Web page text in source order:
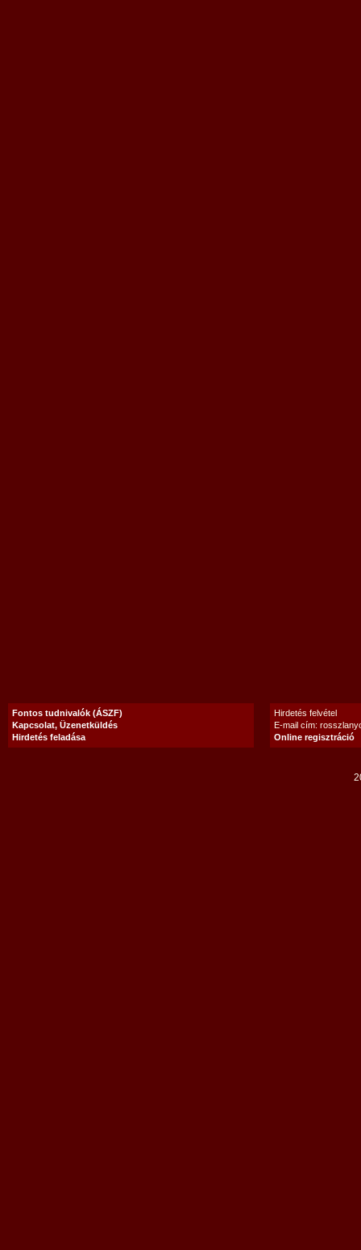
Fontos tudnivalók (ÁSZF)
Kapcsolat, Üzenetküldés
Hirdetés feladása
Hirdetés felvétel
E-mail cím:
Online regisztráció